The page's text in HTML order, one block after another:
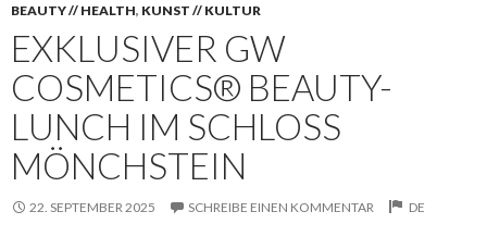
BEAUTY // HEALTH, KUNST // KULTUR
EXKLUSIVER GW
COSMETICS® BEAUTY-
LUNCH IM SCHLOSS
MÖNCHSTEIN
22. SEPTEMBER 2025 SCHREIBE EINEN KOMMENTAR DE